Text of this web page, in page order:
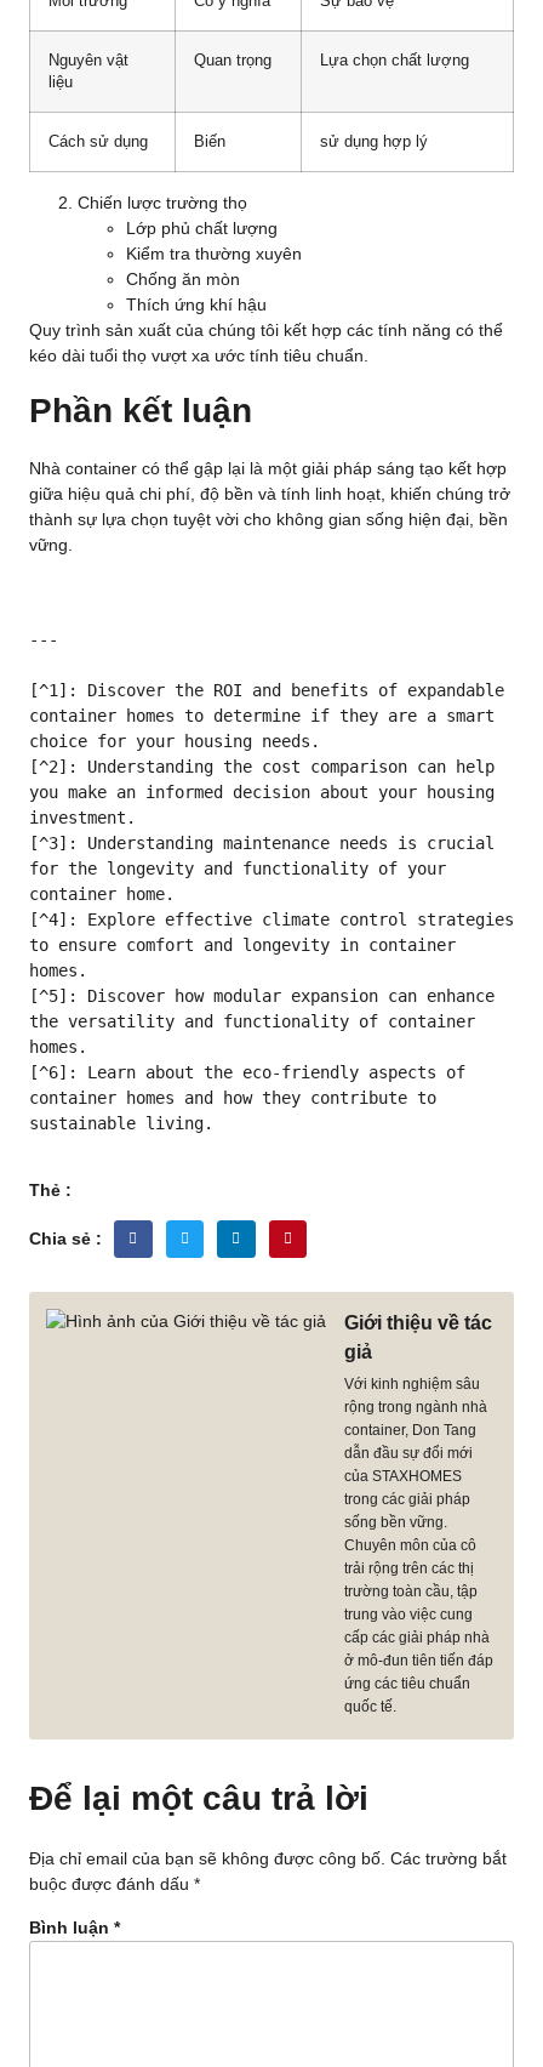
Nguyên vật
liệu
Quan trọng Lựa chọn chất lượng
Cách sử dụng Biến sử dụng hợp lý
Chiến lược trường thọ
Lớp phủ chất lượng
Kiểm tra thường xuyên
Chống ăn mòn
Thích ứng khí hậu
Quy trình sản xuất của chúng tôi kết hợp các tính năng có thể
kéo dài tuổi thọ vượt xa ước tính tiêu chuẩn.
Phần kết luận
Nhà container có thể gập lại là một giải pháp sáng tạo kết hợp
giữa hiệu quả chi phí, độ bền và tính linh hoạt, khiến chúng trở
thành sự lựa chọn tuyệt vời cho không gian sống hiện đại, bền
vững.
---
[^1]: Discover the ROI and benefits of expandable
container homes to determine if they are a smart
choice for your housing needs.
[^2]: Understanding the cost comparison can help
you make an informed decision about your housing
investment.
[^3]: Understanding maintenance needs is crucial
for the longevity and functionality of your
container home.
[^4]: Explore effective climate control strategies
to ensure comfort and longevity in container
homes.
[^5]: Discover how modular expansion can enhance
the versatility and functionality of container
homes.
[^6]: Learn about the eco-friendly aspects of
container homes and how they contribute to
sustainable living.
Thẻ :
Chia sẻ :
Giới thiệu về tác
giả
Với kinh nghiệm sâu
rộng trong ngành nhà
container, Don Tang
dẫn đầu sự đổi mới
của STAXHOMES
trong các giải pháp
sống bền vững.
Chuyên môn của cô
trải rộng trên các thị
trường toàn cầu, tập
trung vào việc cung
cấp các giải pháp nhà
ở mô-đun tiên tiến đáp
ứng các tiêu chuẩn
quốc tế.
Để lại một câu trả lời
Địa chỉ email của bạn sẽ không được công bố. Các trường bắt
buộc được đánh dấu *
Bình luận *